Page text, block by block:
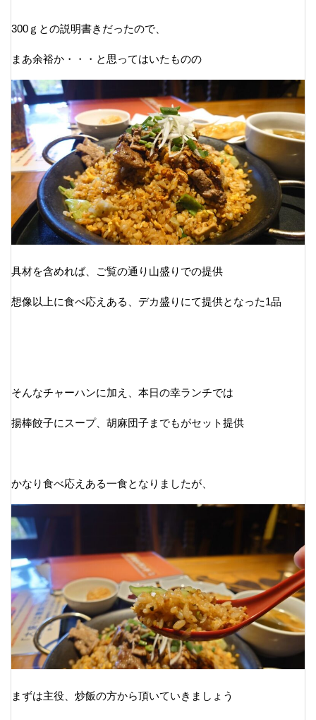
300ｇとの説明書きだったので、
まあ余裕か・・・と思ってはいたものの
具材を含めれば、ご覧の通り山盛りでの提供
想像以上に食べ応えある、デカ盛りにて提供となった1品
そんなチャーハンに加え、本日の幸ランチでは
揚棒餃子にスープ、胡麻団子までもがセット提供
かなり食べ応えある一食となりましたが、
まずは主役、炒飯の方から頂いていきましょう